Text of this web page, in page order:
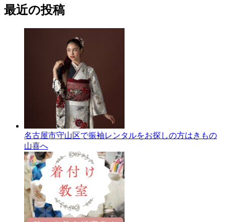
カ
イ
最近の投稿
名古屋市守山区で振袖レンタルをお探しの方はきもの
山喜へ